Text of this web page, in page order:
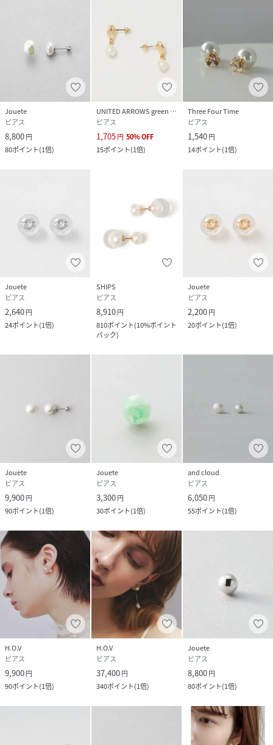
Jouete
ピアス
8,800円
80ポイント(1倍)
UNITED ARROWS green label relaxing
ピアス
1,705円 50%OFF
15ポイント(1倍)
Three Four Time
ピアス
1,540円
14ポイント(1倍)
Jouete
ピアス
2,640円
24ポイント(1倍)
SHIPS
ピアス
8,910円
810ポイント(10%ポイント
バック)
Jouete
ピアス
2,200円
20ポイント(1倍)
Jouete
ピアス
9,900円
90ポイント(1倍)
Jouete
ピアス
3,300円
30ポイント(1倍)
and cloud
ピアス
6,050円
55ポイント(1倍)
H.O.V
ピアス
9,900円
90ポイント(1倍)
H.O.V
ピアス
37,400円
340ポイント(1倍)
Jouete
ピアス
8,800円
80ポイント(1倍)